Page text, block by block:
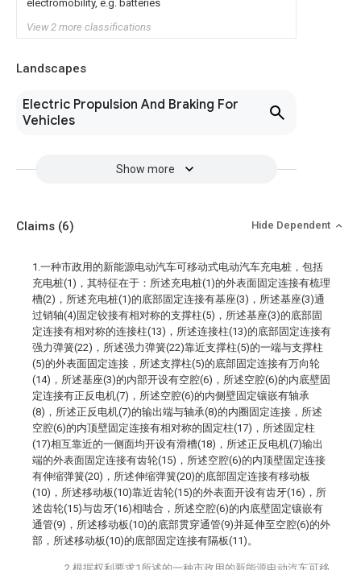
electromobility, e.g. batteries
View 2 more classifications
Landscapes
Electric Propulsion And Braking For
Vehicles
Show more
Claims (6) Hide Dependent
1.一种市政用的新能源电动汽车可移动式电动汽车充电桩，包括
充电桩(1)，其特征在于：所述充电桩(1)的外表面固定连接有梳理
槽(2)，所述充电桩(1)的底部固定连接有基座(3)，所述基座(3)通
过销轴(4)固定铰接有相对称的支撑柱(5)，所述基座(3)的底部固
定连接有相对称的连接柱(13)，所述连接柱(13)的底部固定连接有
强力弹簧(22)，所述强力弹簧(22)靠近支撑柱(5)的一端与支撑柱
(5)的外表面固定连接，所述支撑柱(5)的底部固定连接有万向轮
(14)，所述基座(3)的内部开设有空腔(6)，所述空腔(6)的内底壁固
定连接有正反电机(7)，所述空腔(6)的内侧壁固定镶嵌有轴承
(8)，所述正反电机(7)的输出端与轴承(8)的内圈固定连接，所述
空腔(6)的内顶壁固定连接有相对称的固定柱(17)，所述固定柱
(17)相互靠近的一侧面均开设有滑槽(18)，所述正反电机(7)输出
端的外表面固定连接有齿轮(15)，所述空腔(6)的内顶壁固定连接
有伸缩弹簧(20)，所述伸缩弹簧(20)的底部固定连接有移动板
(10)，所述移动板(10)靠近齿轮(15)的外表面开设有齿牙(16)，所
述齿轮(15)与齿牙(16)相啮合，所述空腔(6)的内底壁固定镶嵌有
通管(9)，所述移动板(10)的底部贯穿通管(9)并延伸至空腔(6)的外
部，所述移动板(10)的底部固定连接有隔板(11)。